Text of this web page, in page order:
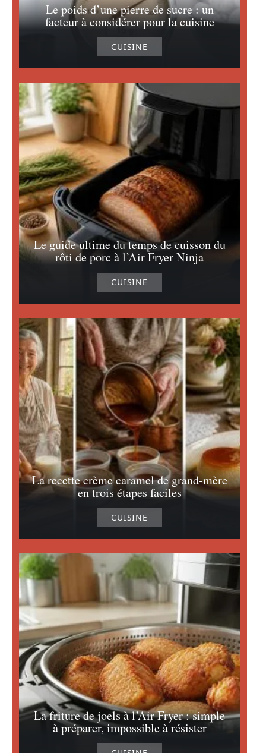
Le poids d’une pierre de sucre : un
facteur à considérer pour la cuisine
CUISINE
Le guide ultime du temps de cuisson du
rôti de porc à l’Air Fryer Ninja
CUISINE
La recette crème caramel de grand-mère
en trois étapes faciles
CUISINE
La friture de joels à l’Air Fryer : simple
à préparer, impossible à résister